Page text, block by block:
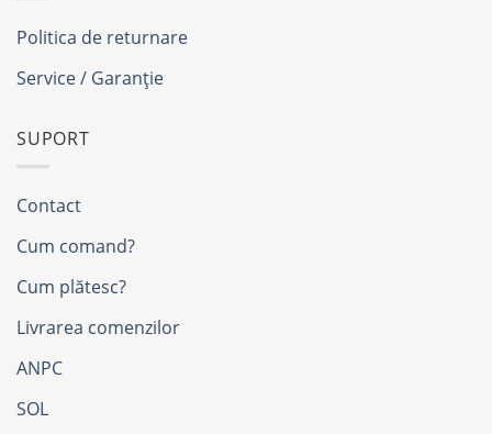
Politica de returnare
Service / Garanție
SUPORT
Contact
Cum comand?
Cum plătesc?
Livrarea comenzilor
ANPC
SOL